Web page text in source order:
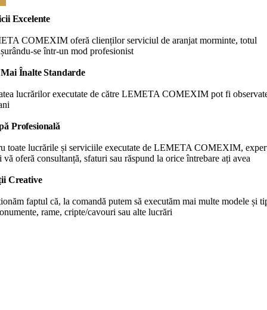
Excelente
COMEXIM oferă clienților serviciul de aranjat morminte, totul
se într-un mod profesionist
Mai Înalte Standarde
lucrărilor executate de către LEMETA COMEXIM pot fi
Profesională
toate lucrările și serviciile executate de LEMETA COMEXIM,
vă oferă consultanță, sfaturi sau răspund la orice întrebare ați avea
Creative
faptul că, la comandă putem să executăm mai multe modele și
rame, cripte/cavouri sau alte lucrări